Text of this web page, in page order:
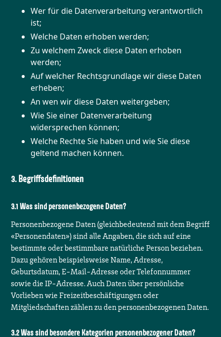
Wer für die Datenverarbeitung verantwortlich
ist;
Welche Daten erhoben werden;
Zu welchem Zweck diese Daten erhoben
werden;
Auf welcher Rechtsgrundlage wir diese Daten
erheben;
An wen wir diese Daten weitergeben;
Wie Sie einer Datenverarbeitung
widersprechen können;
Welche Rechte Sie haben und wie Sie diese
geltend machen können.
Begriffsdefinitionen
Was sind personenbezogene Daten?
Personenbezogene Daten (gleichbedeutend mit dem Begriff
«Personendaten») sind alle Angaben, die sich auf eine
bestimmte oder bestimmbare natürliche Person beziehen.
Dazu gehören beispielsweise Name, Adresse,
Geburtsdatum, E-Mail-Adresse oder Telefonnummer
sowie die IP-Adresse. Auch Daten über persönliche
Vorlieben wie Freizeitbeschäftigungen oder
Mitgliedschaften zählen zu den personenbezogenen Daten.
Was sind besondere Kategorien personenbezogener Daten?